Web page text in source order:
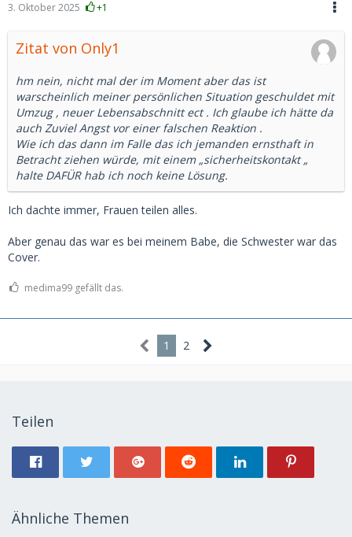
3. Oktober 2025 +1
Zitat von Only1
hm nein, nicht mal der im Moment aber das ist
warscheinlich meiner persönlichen Situation geschuldet mit
Umzug , neuer Lebensabschnitt ect . Ich glaube ich hätte da
auch Zuviel Angst vor einer falschen Reaktion .
Wie ich das dann im Falle das ich jemanden ernsthaft in
Betracht ziehen würde, mit einem „sicherheitskontakt „
halte DAFÜR hab ich noch keine Lösung.
Ich dachte immer, Frauen teilen alles.
Aber genau das war es bei meinem Babe, die Schwester war das
Cover.
medima99 gefällt das.
1 2
Teilen
Ähnliche Themen